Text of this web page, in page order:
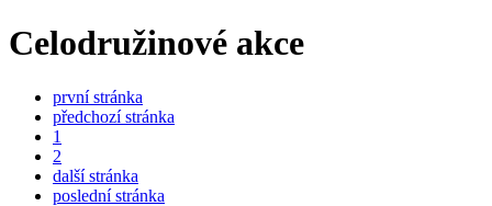
Celodružinové akce
první stránka
předchozí stránka
1
2
další stránka
poslední stránka